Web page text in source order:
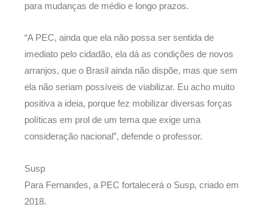
para mudanças de médio e longo prazos.
“A PEC, ainda que ela não possa ser sentida de
imediato pelo cidadão, ela dá as condições de novos
arranjos, que o Brasil ainda não dispõe, mas que sem
ela não seriam possíveis de viabilizar. Eu acho muito
positiva a ideia, porque fez mobilizar diversas forças
políticas em prol de um tema que exige uma
consideração nacional”, defende o professor.
Susp
Para Fernandes, a PEC fortalecerá o Susp, criado em
2018.